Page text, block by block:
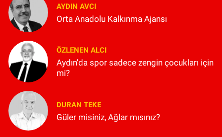
AYDIN AVCI
Orta Anadolu Kalkınma Ajansı
ÖZLENEN ALCI
Aydın'da spor sadece zengin çocukları için
mi?
DURAN TEKE
Güler misiniz, Ağlar mısınız?